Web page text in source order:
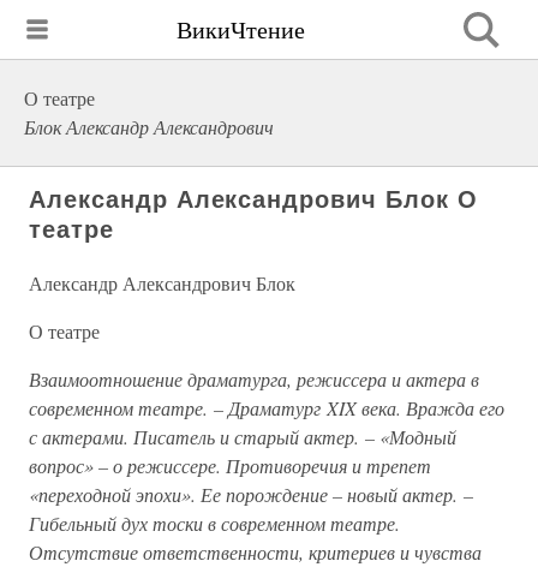
ВикиЧтение
О театре
Блок Александр Александрович
Александр Александрович Блок О
театре
Александр Александрович Блок
О театре
Взаимоотношение драматурга, режиссера и актера в
современном театре. – Драматург XIX века. Вражда его
с актерами. Писатель и старый актер. – «Модный
вопрос» – о режиссере. Противоречия и трепет
«переходной эпохи». Ее порождение – новый актер. –
Гибельный дух тоски в современном театре.
Отсутствие ответственности, критериев и чувства